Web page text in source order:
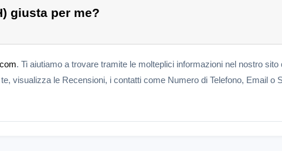
giusta per me?
. Ti aiutiamo a trovare tramite le molteplici informazioni nel nostro
visualizza le Recensioni, i contatti come Numero di Telefono, Email o